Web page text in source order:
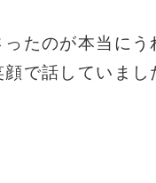
たのが本当にう
で話していまし